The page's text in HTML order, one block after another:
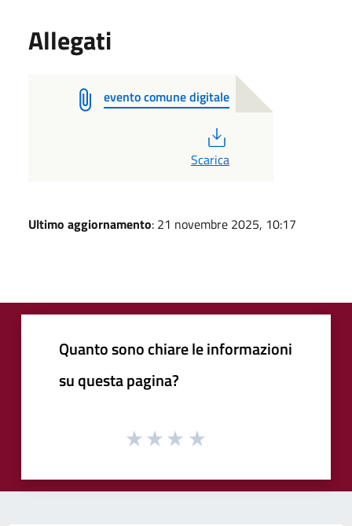
Allegati
evento comune digitale
Scarica
Ultimo aggiornamento: 21 novembre 2025, 10:17
Quanto sono chiare le informazioni
su questa pagina?